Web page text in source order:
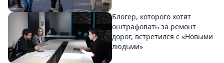
Блогер, которого хотят
оштрафовать за ремонт
дорог, встретился с «Новыми
людьми»